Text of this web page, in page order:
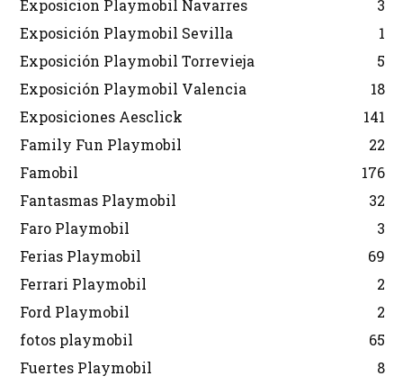
Exposicion Playmobil Navarres
3
Exposición Playmobil Sevilla
1
Exposición Playmobil Torrevieja
5
Exposición Playmobil Valencia
18
Exposiciones Aesclick
141
Family Fun Playmobil
22
Famobil
176
Fantasmas Playmobil
32
Faro Playmobil
3
Ferias Playmobil
69
Ferrari Playmobil
2
Ford Playmobil
2
fotos playmobil
65
Fuertes Playmobil
8